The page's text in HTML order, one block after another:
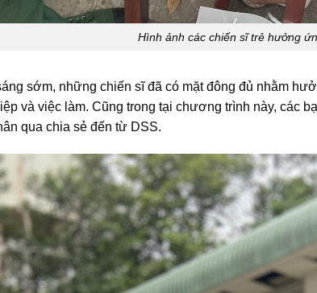
Hình ảnh các chiến sĩ trẻ hưởng
sớm, những chiến sĩ đã có mặt đông đủ nhằm
và việc làm. Cũng trong tại chương trình này, các
qua chia sẻ đến từ DSS.